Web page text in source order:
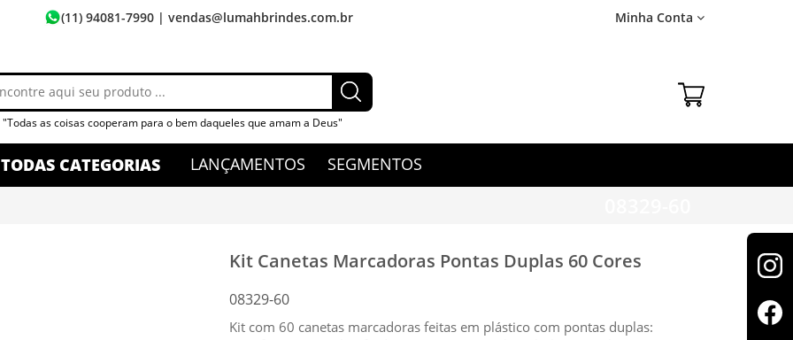
(11) 94081-7990| vendas@lumahbrindes.com.br Minha Conta
"Todas as coisas cooperam para o bem daqueles que amam a Deus"
TODAS CATEGORIAS LANÇAMENTOS SEGMENTOS
Kit Canetas Marcadoras Pontas Duplas 60 Cores
08329-60
Kit com 60 canetas marcadoras feitas em plástico com pontas duplas: